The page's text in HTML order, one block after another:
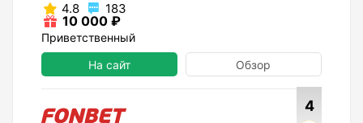
4.8 183
10 000 ₽
Приветственный
На сайт
Обзор
4